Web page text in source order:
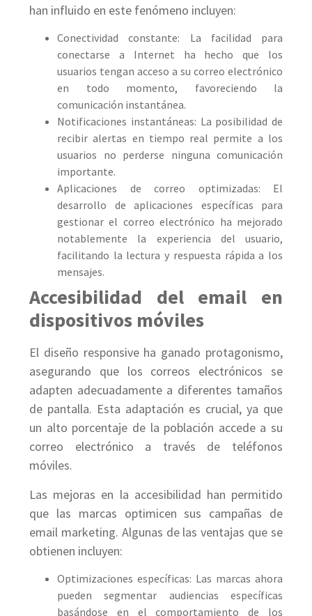
han influido en este fenómeno incluyen:
Conectividad constante: La facilidad para
conectarse a Internet ha hecho que los
usuarios tengan acceso a su correo electrónico
en todo momento, favoreciendo la
comunicación instantánea.
Notificaciones instantáneas: La posibilidad de
recibir alertas en tiempo real permite a los
usuarios no perderse ninguna comunicación
importante.
Aplicaciones de correo optimizadas: El
desarrollo de aplicaciones específicas para
gestionar el correo electrónico ha mejorado
notablemente la experiencia del usuario,
facilitando la lectura y respuesta rápida a los
mensajes.
Accesibilidad del email en
dispositivos móviles
El diseño responsive ha ganado protagonismo,
asegurando que los correos electrónicos se
adapten adecuadamente a diferentes tamaños
de pantalla. Esta adaptación es crucial, ya que
un alto porcentaje de la población accede a su
correo electrónico a través de teléfonos
móviles.
Las mejoras en la accesibilidad han permitido
que las marcas optimicen sus campañas de
email marketing. Algunas de las ventajas que se
obtienen incluyen:
Optimizaciones específicas: Las marcas ahora
pueden segmentar audiencias específicas
basándose en el comportamiento de los